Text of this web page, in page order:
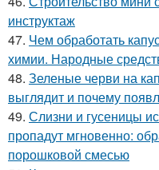
инструктаж
47. Чем обработать
химии. Народные
48. Зеленые черви на
выглядит и почему
49. Слизни и гусеницы
пропадут мгновенно:
порошковой смесью